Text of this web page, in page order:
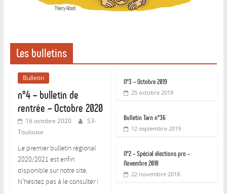
Les bulletins
Bulletin
n°4 – bulletin de
rentrée – Octobre 2020
16 octobre 2020
S3-
Toulouse
Le premier bulletin régional
2020/2021 est enfin
disponible sur notre site.
N’hésitez pas à le consulter !
N°3 – Octobre 2019
25 octobre 2019
Bulletin Tarn n°36
12 septembre 2019
N°2 – Spécial élections pro –
Novembre 2018
22 novembre 2018